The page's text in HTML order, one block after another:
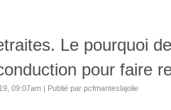
Le pourquoi
pour faire
09:07am | Publié par pcfmanteslajolie